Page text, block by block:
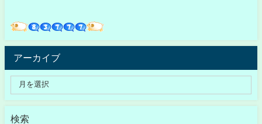
アーカイブ
検索